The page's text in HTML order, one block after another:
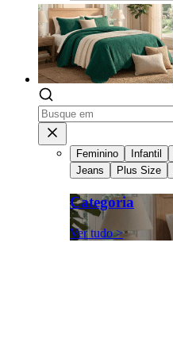
Feminino Infantil
Jeans
Plus Size
Categoria
Ver tudo >